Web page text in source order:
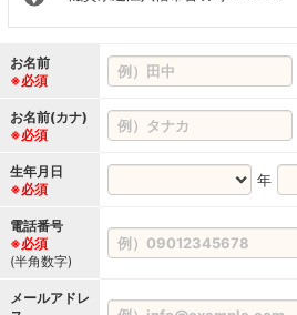
お名前
※必須
お名前(カナ)
※必須
生年月日
※必須
年
電話番号
※必須
(半角数字)
メールアドレ